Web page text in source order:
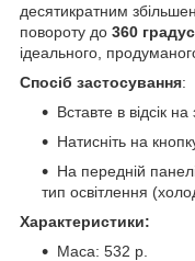
десятикратним
повороту до 360
ідеального,
Спосіб застосування:
Вставте в відсік
Натисніть на
На передній
тип освітлення
Характеристики:
Маса: 532 р.